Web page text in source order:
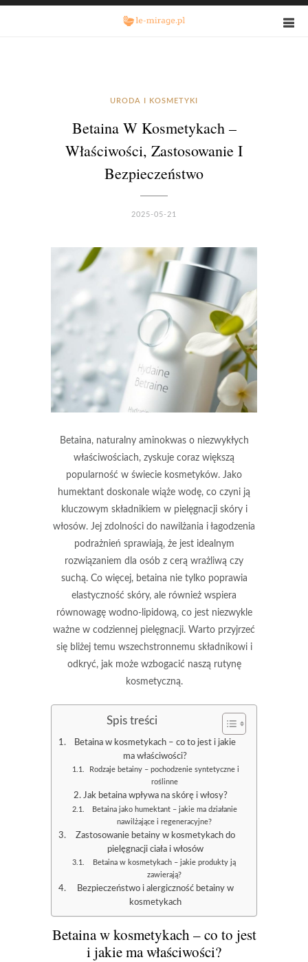
URODA I KOSMETYKI
Betaina W Kosmetykach –
Właściwości, Zastosowanie I
Bezpieczeństwo
2025-05-21
Betaina, naturalny aminokwas o niezwykłych
właściwościach, zyskuje coraz większą
popularność w świecie kosmetyków. Jako
humektant doskonale wiąże wodę, co czyni ją
kluczowym składnikiem w pielęgnacji skóry i
włosów. Jej zdolności do nawilżania i łagodzenia
podrażnień sprawiają, że jest idealnym
rozwiązaniem dla osób z cerą wrażliwą czy
suchą. Co więcej, betaina nie tylko poprawia
elastyczność skóry, ale również wspiera
równowagę wodno-lipidową, co jest niezwykle
ważne w codziennej pielęgnacji. Warto przyjrzeć
się bliżej temu wszechstronnemu składnikowi i
odkryć, jak może wzbogacić naszą rutynę
kosmetyczną.
Spis treści
Betaina w kosmetykach – co to jest i jakie
ma właściwości?
Rodzaje betainy – pochodzenie syntetyczne i
roślinne
Jak betaina wpływa na skórę i włosy?
Betaina jako humektant – jakie ma działanie
nawilżające i regeneracyjne?
Zastosowanie betainy w kosmetykach do
pielęgnacji ciała i włosów
Betaina w kosmetykach – jakie produkty ją
zawierają?
Bezpieczeństwo i alergiczność betainy w
kosmetykach
Betaina w kosmetykach – co to jest
i jakie ma właściwości?